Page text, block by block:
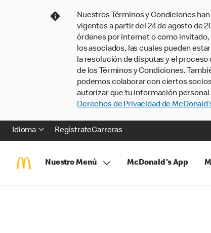
Nuestros Términos y Condiciones
vigentes a partir del 24 de agosto de
órdenes por internet o como invitado,
los asociados, las cuales pueden
la resolución de disputas y el
de los Términos y Condiciones.
podemos colaborar con ciertos
autorizar que tu información
Derechos de Privacidad de
Idioma RegístrateCarreras
Nuestro Menú McDonald's App